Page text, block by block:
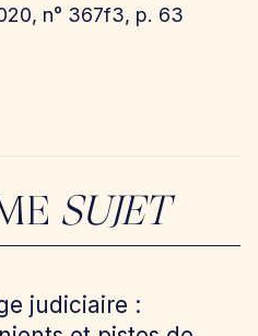
n° 367f3, p. 63
SUJET
judiciaire :